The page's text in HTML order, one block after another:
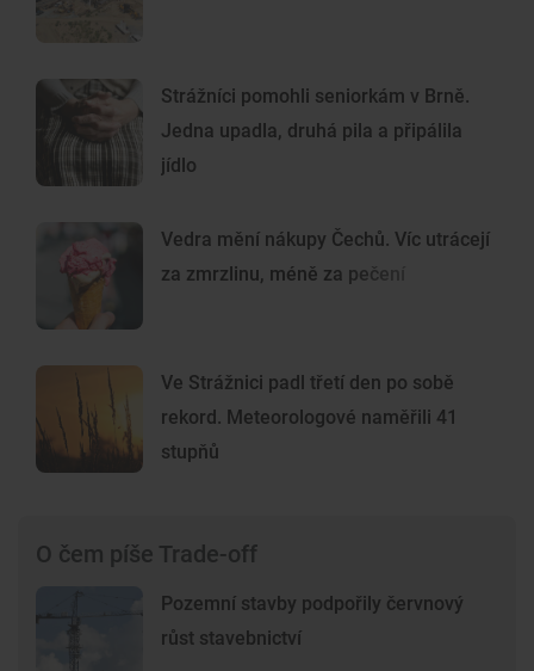
Strážníci pomohli seniorkám v Brně.
Jedna upadla, druhá pila a připálila
jídlo
Vedra mění nákupy Čechů. Víc utrácejí
za zmrzlinu, méně za pečení
Ve Strážnici padl třetí den po sobě
rekord. Meteorologové naměřili 41
stupňů
O čem píše Trade-off
Pozemní stavby podpořily červnový
růst stavebnictví